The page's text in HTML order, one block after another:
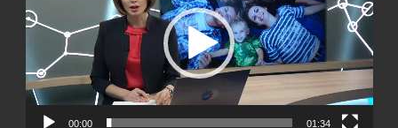
00:00 01:34